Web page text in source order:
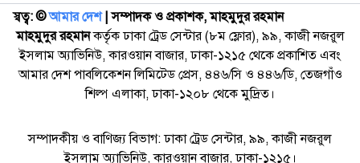
স্বত্ব: ©️আমার দেশ| সম্পাদক ও প্রকাশক, মাহমুদুর রহমান
মাহমুদুর রহমানকর্তৃক ঢাকা ট্রেড সেন্টার (৮ম ফ্লোর), ৯৯, কাজী নজরুল
ইসলাম অ্যাভিনিউ, কারওয়ান বাজার, ঢাকা-১২১৫ থেকে প্রকাশিত এবং
আমার দেশ পাবলিকেশন লিমিটেড প্রেস, ৪৪৬/সি ও ৪৪৬/ডি, তেজগাঁও
শিল্প এলাকা, ঢাকা-১২০৮ থেকে মুদ্রিত।
সম্পাদকীয় ও বাণিজ্য বিভাগ: ঢাকা ট্রেড সেন্টার, ৯৯, কাজী নজরুল
ইসলাম অ্যাভিনিউ, কারওয়ান বাজার, ঢাকা-১২১৫।